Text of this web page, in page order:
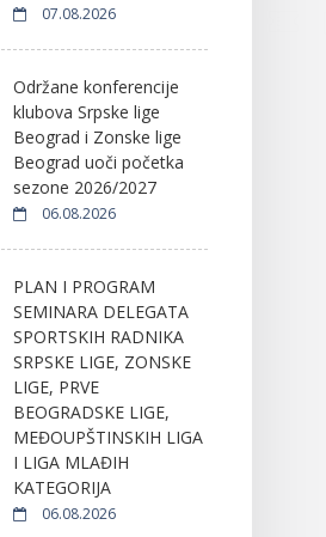
07.08.2026
Održane konferencije
klubova Srpske lige
Beograd i Zonske lige
Beograd uoči početka
sezone 2026/2027
06.08.2026
PLAN I PROGRAM
SEMINARA DELEGATA
SPORTSKIH RADNIKA
SRPSKE LIGE, ZONSKE
LIGE, PRVE
BEOGRADSKE LIGE,
MEĐOUPŠTINSKIH LIGA
I LIGA MLAĐIH
KATEGORIJA
06.08.2026